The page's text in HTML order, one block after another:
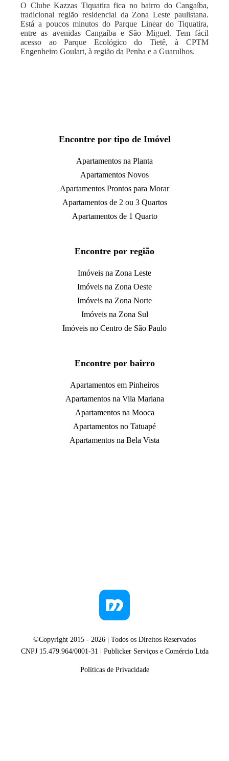
O Clube Kazzas Tiquatira fica no bairro do Cangaíba,
tradicional região residencial da Zona Leste paulistana.
Está a poucos minutos do Parque Linear do Tiquatira,
entre as avenidas Cangaíba e São Miguel. Tem fácil
acesso ao Parque Ecológico do Tietê, à CPTM
Engenheiro Goulart, à região da Penha e a Guarulhos.
Encontre por tipo de Imóvel
Apartamentos na Planta
Apartamentos Novos
Apartamentos Prontos para Morar
Apartamentos de 2 ou 3 Quartos
Apartamentos de 1 Quarto
Encontre por região
Imóveis na Zona Leste
Imóveis na Zona Oeste
Imóveis na Zona Norte
Imóveis na Zona Sul
Imóveis no Centro de São Paulo
Encontre por bairro
Apartamentos em Pinheiros
Apartamentos na Vila Mariana
Apartamentos na Mooca
Apartamentos no Tatuapé
Apartamentos na Bela Vista
©Copyright 2015 - 2026 | Todos os Direitos Reservados
CNPJ 15.479.964/0001-31 | Publicker Serviços e Comércio Ltda
Políticas de Privacidade